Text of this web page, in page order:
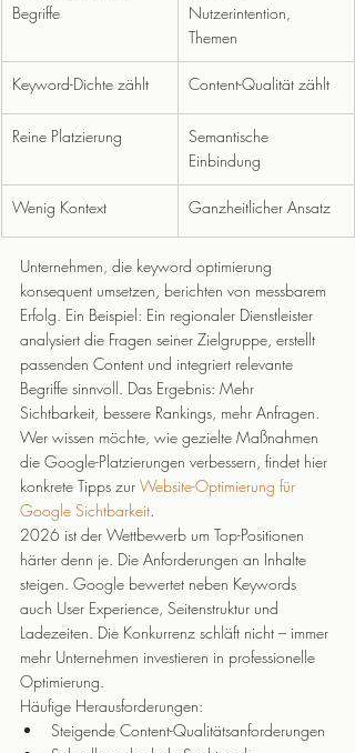
Begriffe
Nutzerintention,
Themen
Keyword-Dichte zählt Content-Qualität zählt
Reine Platzierung
Semantische
Einbindung
Wenig Kontext Ganzheitlicher Ansatz
Unternehmen, die keyword optimierung
konsequent umsetzen, berichten von messbarem
Erfolg. Ein Beispiel: Ein regionaler Dienstleister
analysiert die Fragen seiner Zielgruppe, erstellt
passenden Content und integriert relevante
Begriffe sinnvoll. Das Ergebnis: Mehr
Sichtbarkeit, bessere Rankings, mehr Anfragen.
Wer wissen möchte, wie gezielte Maßnahmen
die Google-Platzierungen verbessern, findet hier
konkrete Tipps zur Website-Optimierung für
Google Sichtbarkeit.
2026 ist der Wettbewerb um Top-Positionen
härter denn je. Die Anforderungen an Inhalte
steigen. Google bewertet neben Keywords
auch User Experience, Seitenstruktur und
Ladezeiten. Die Konkurrenz schläft nicht – immer
mehr Unternehmen investieren in professionelle
Optimierung.
Häufige Herausforderungen:
Steigende Content-Qualitätsanforderungen